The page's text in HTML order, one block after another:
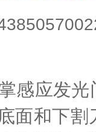
感应发光
面和下